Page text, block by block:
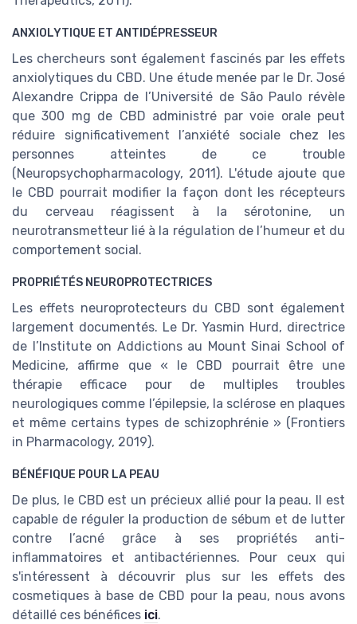
ANXIOLYTIQUE ET ANTIDÉPRESSEUR
Les chercheurs sont également fascinés par les effets
anxiolytiques du CBD. Une étude menée par le Dr. José
Alexandre Crippa de l’Université de São Paulo révèle
que 300 mg de CBD administré par voie orale peut
réduire significativement l’anxiété sociale chez les
personnes atteintes de ce trouble
(Neuropsychopharmacology, 2011). L'étude ajoute que
le CBD pourrait modifier la façon dont les récepteurs
du cerveau réagissent à la sérotonine, un
neurotransmetteur lié à la régulation de l’humeur et du
comportement social.
PROPRIÉTÉS NEUROPROTECTRICES
Les effets neuroprotecteurs du CBD sont également
largement documentés. Le Dr. Yasmin Hurd, directrice
de l’Institute on Addictions au Mount Sinai School of
Medicine, affirme que « le CBD pourrait être une
thérapie efficace pour de multiples troubles
neurologiques comme l’épilepsie, la sclérose en plaques
et même certains types de schizophrénie » (Frontiers
in Pharmacology, 2019).
BÉNÉFIQUE POUR LA PEAU
De plus, le CBD est un précieux allié pour la peau. Il est
capable de réguler la production de sébum et de lutter
contre l’acné grâce à ses propriétés anti-
inflammatoires et antibactériennes. Pour ceux qui
s'intéressent à découvrir plus sur les effets des
cosmetiques à base de CBD pour la peau, nous avons
détaillé ces bénéfices ici.